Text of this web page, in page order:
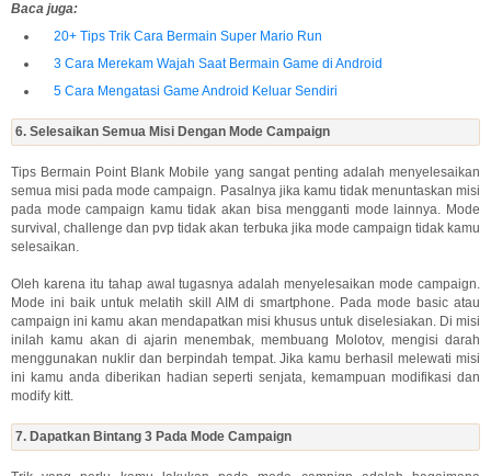
Baca juga:
20+ Tips Trik Cara Bermain Super Mario Run
3 Cara Merekam Wajah Saat Bermain Game di Android
5 Cara Mengatasi Game Android Keluar Sendiri
6. Selesaikan Semua Misi Dengan Mode Campaign
Tips Bermain Point Blank Mobile yang sangat penting adalah menyelesaikan
semua misi pada mode campaign. Pasalnya jika kamu tidak menuntaskan misi
pada mode campaign kamu tidak akan bisa mengganti mode lainnya. Mode
survival, challenge dan pvp tidak akan terbuka jika mode campaign tidak kamu
selesaikan.
Oleh karena itu tahap awal tugasnya adalah menyelesaikan mode campaign.
Mode ini baik untuk melatih skill AIM di smartphone. Pada mode basic atau
campaign ini kamu akan mendapatkan misi khusus untuk diselesiakan. Di misi
inilah kamu akan di ajarin menembak, membuang Molotov, mengisi darah
menggunakan nuklir dan berpindah tempat. Jika kamu berhasil melewati misi
ini kamu anda diberikan hadian seperti senjata, kemampuan modifikasi dan
modify kitt.
7. Dapatkan Bintang 3 Pada Mode Campaign